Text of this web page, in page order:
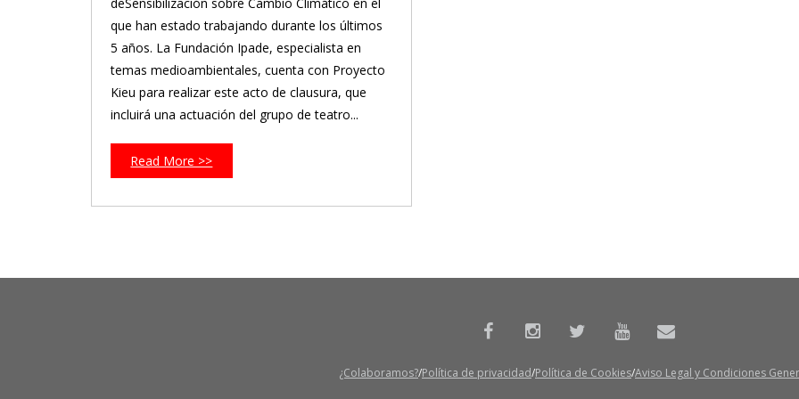
que han estado trabajando durante los últimos
5 años. La Fundación Ipade, especialista en
temas medioambientales, cuenta con Proyecto
Kieu para realizar este acto de clausura, que
incluirá una actuación del grupo de teatro...
Read More >>
¿Colaboramos? Política de privacidad Política de Cookies Aviso Legal y Condiciones